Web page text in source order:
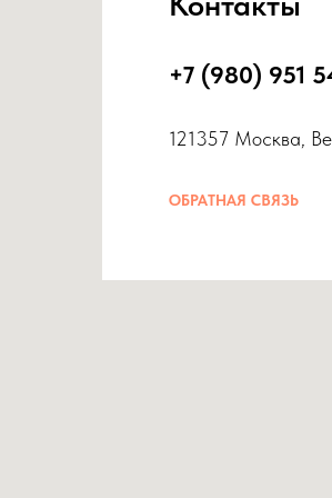
+7 (980) 951
121357 Москва,
ОБРАТНАЯ СВЯЗЬ